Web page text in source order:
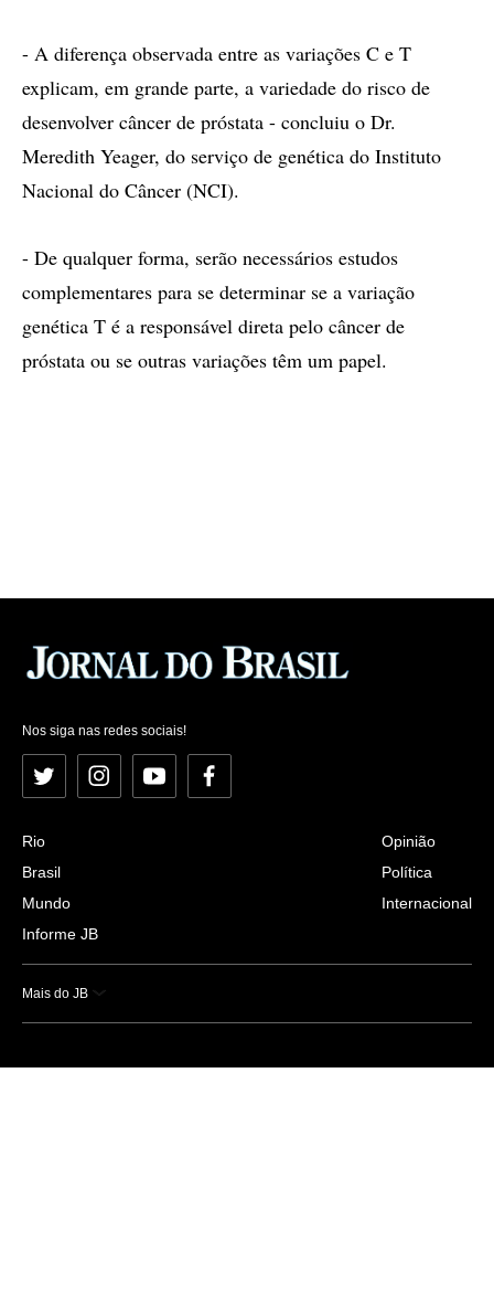
- A diferença observada entre as variações C e T
explicam, em grande parte, a variedade do risco de
desenvolver câncer de próstata - concluiu o Dr.
Meredith Yeager, do serviço de genética do Instituto
Nacional do Câncer (NCI).
- De qualquer forma, serão necessários estudos
complementares para se determinar se a variação
genética T é a responsável direta pelo câncer de
próstata ou se outras variações têm um papel.
Nos siga nas redes sociais!
Twitter InstagramYouTubeFacebook
Rio
Brasil
Mundo
Informe JB
Opinião
Política
Internacional
Mais do JB
Esportes